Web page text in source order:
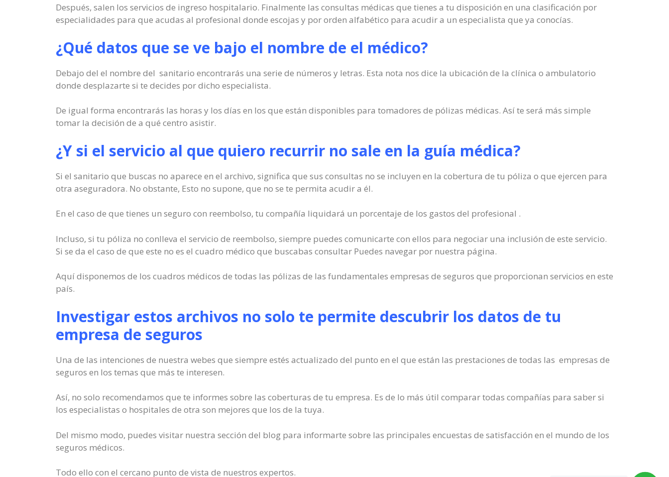
Después, salen los servicios de ingreso hospitalario. Finalmente las consultas médicas que tienes a tu disposición en una clasificación por
especialidades para que acudas al profesional donde escojas y por orden alfabético para acudir a un especialista que ya conocías.
¿Qué datos que se ve bajo el nombre de el médico?
Debajo del el nombre del sanitario encontrarás una serie de números y letras. Esta nota nos dice la ubicación de la clínica o ambulatorio
donde desplazarte si te decides por dicho especialista.
De igual forma encontrarás las horas y los días en los que están disponibles para tomadores de pólizas médicas. Así te será más simple
tomar la decisión de a qué centro asistir.
¿Y si el servicio al que quiero recurrir no sale en la guía médica?
Si el sanitario que buscas no aparece en el archivo, significa que sus consultas no se incluyen en la cobertura de tu póliza o que ejercen para
otra aseguradora. No obstante, Esto no supone, que no se te permita acudir a él.
En el caso de que tienes un seguro con reembolso, tu compañía liquidará un porcentaje de los gastos del profesional .
Incluso, si tu póliza no conlleva el servicio de reembolso, siempre puedes comunicarte con ellos para negociar una inclusión de este servicio.
Si se da el caso de que este no es el cuadro médico que buscabas consultar Puedes navegar por nuestra página.
Aquí disponemos de los cuadros médicos de todas las pólizas de las fundamentales empresas de seguros que proporcionan servicios en este
país.
Investigar estos archivos no solo te permite descubrir los datos de tu
empresa de seguros
Una de las intenciones de nuestra webes que siempre estés actualizado del punto en el que están las prestaciones de todas las empresas de
seguros en los temas que más te interesen.
Así, no solo recomendamos que te informes sobre las coberturas de tu empresa. Es de lo más útil comparar todas compañías para saber si
los especialistas o hospitales de otra son mejores que los de la tuya.
Del mismo modo, puedes visitar nuestra sección del blog para informarte sobre las principales encuestas de satisfacción en el mundo de los
seguros médicos.
Todo ello con el cercano punto de vista de nuestros expertos.